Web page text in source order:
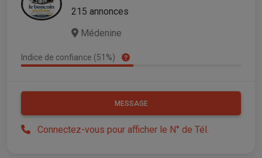
215 annonces
Médenine
Indice de confiance (51%)
MESSAGE
Connectez-vous pour afficher le N° de Tél.